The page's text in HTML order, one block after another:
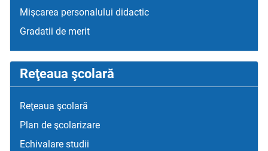
Mişcarea personalului didactic
Gradatii de merit
Reţeaua şcolară
Reţeaua şcolară
Plan de şcolarizare
Echivalare studii